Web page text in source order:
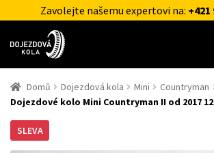
Zavolejte našemu expertovi na: +421
Domů Dojezdová kola Mini Countryman
Dojezdové kolo Mini Countryman II od 2017
SLEVA